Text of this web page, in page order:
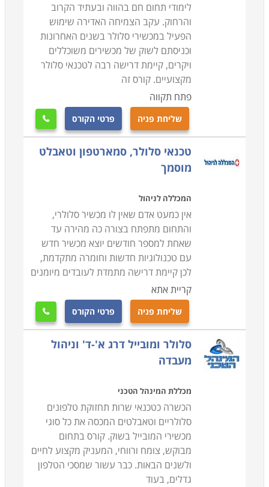
לימודי תחום חם בהווה ובעתיד הקרוב
והרחוק. עקב הצמיחה האדירה שימוש
הפעיל במכשירי סלולר בשנים האחרונות
וכניסתם לשוק של מכשירים משוכללים
ויקרים, קיימת דרישה רבה לטכנאי סלולר
מקצועיים. קורס זה
פתח תקווה
שליחת פניה פרטי הקורס 
טכנאי סלולר, סמארטפון וטאבלט
מוסמך
המכללה לניהול
אין כמעט אדם שאין לו מכשיר סלולרי,
והתחום מתפתח בצורה כה מהירה עד
שאחת למספר חודשים יוצא מכשיר חדש
עם טכנולוגיות חדשות וחומרה מתקדמת,
לכן קיימת דרישה מתמדת לעובדים מיומנים
קריית אתא
שליחת פניה פרטי הקורס 
סלולר ומובייל דרג א'-ד' וניהול
מעבדה
מכללת המינהל הטכני
הכשרה כטכנאי שרות תחזוקת טלפונים
סלולריים וטאבלטים המכסה את כל סוגי
מכשירי המובייל בשוק. קורס בתחום
מבוקש, צומח ורווחי, המעניק מקצוע לחיים
ולשנים הבאות. כבר עשור שמסכי הטלפון
גדלים, בעוד